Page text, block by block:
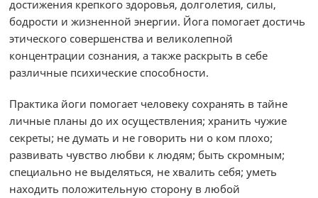
достижения крепкого здоровья, долголетия, силы,
бодрости и жизненной энергии. Йога помогает достичь
этического совершенства и великолепной
концентрации сознания, а также раскрыть в себе
различные психические способности.
Практика йоги помогает человеку сохранять в тайне
личные планы до их осуществления; хранить чужие
секреты; не думать и не говорить ни о ком плохо;
развивать чувство любви к людям; быть скромным;
специально не выделяться, не хвалить себя; уметь
находить положительную сторону в любой